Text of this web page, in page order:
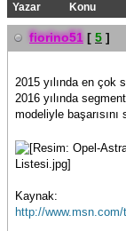
Yazar Konu
fiorino51 [ 5 ]
2015 yılında en çok
2016 yılında
modeliyle
Kaynak:
http://